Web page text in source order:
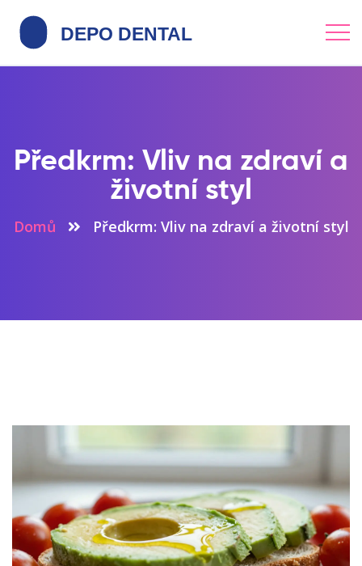
Předkrm: Vliv na zdraví a
životní styl
Domů Předkrm: Vliv na zdraví a životní styl